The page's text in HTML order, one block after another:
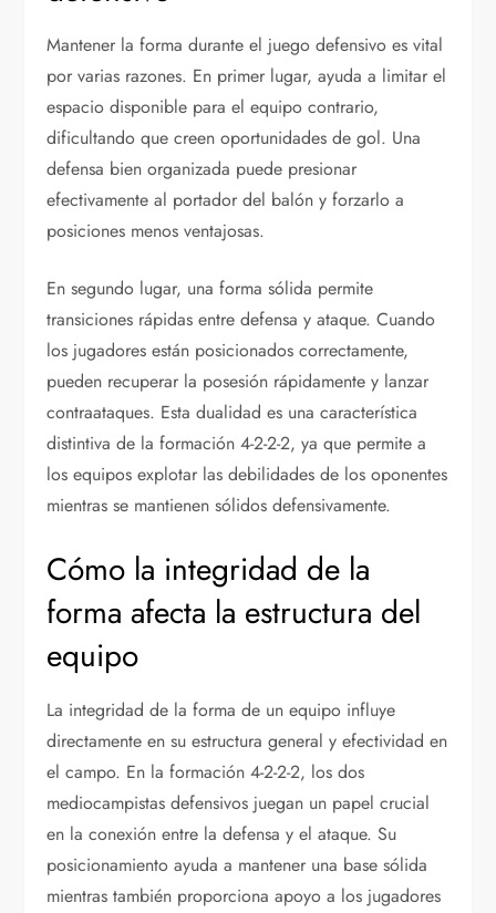
Mantener la forma durante el juego defensivo es vital
por varias razones. En primer lugar, ayuda a limitar el
espacio disponible para el equipo contrario,
dificultando que creen oportunidades de gol. Una
defensa bien organizada puede presionar
efectivamente al portador del balón y forzarlo a
posiciones menos ventajosas.
En segundo lugar, una forma sólida permite
transiciones rápidas entre defensa y ataque. Cuando
los jugadores están posicionados correctamente,
pueden recuperar la posesión rápidamente y lanzar
contraataques. Esta dualidad es una característica
distintiva de la formación 4-2-2-2, ya que permite a
los equipos explotar las debilidades de los oponentes
mientras se mantienen sólidos defensivamente.
Cómo la integridad de la
forma afecta la estructura del
equipo
La integridad de la forma de un equipo influye
directamente en su estructura general y efectividad en
el campo. En la formación 4-2-2-2, los dos
mediocampistas defensivos juegan un papel crucial
en la conexión entre la defensa y el ataque. Su
posicionamiento ayuda a mantener una base sólida
mientras también proporciona apoyo a los jugadores